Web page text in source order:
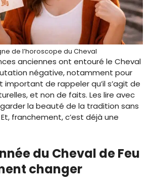
de l’horoscope du Cheval
anciennes ont entouré le Cheval
négative, notamment pour
important de rappeler qu’il s’agit de
et non de faits. Les lire avec
la beauté de la tradition sans
franchement, c’est déjà une
du Cheval de Feu
changer